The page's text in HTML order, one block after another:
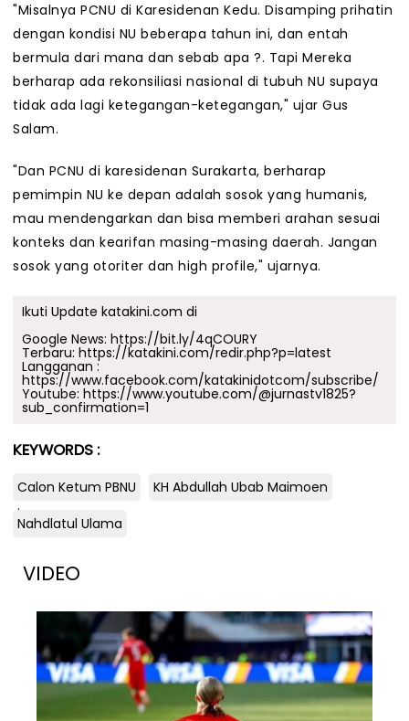
"Misalnya PCNU di Karesidenan Kedu. Disamping prihatin
dengan kondisi NU beberapa tahun ini, dan entah
bermula dari mana dan sebab apa ?. Tapi Mereka
berharap ada rekonsiliasi nasional di tubuh NU supaya
tidak ada lagi ketegangan-ketegangan," ujar Gus
Salam.
"Dan PCNU di karesidenan Surakarta, berharap
pemimpin NU ke depan adalah sosok yang humanis,
mau mendengarkan dan bisa memberi arahan sesuai
konteks dan kearifan masing-masing daerah. Jangan
sosok yang otoriter dan high profile," ujarnya.
Ikuti Update katakini.com di
Google News: https://bit.ly/4qCOURY
Terbaru: https://katakini.com/redir.php?p=latest
Langganan :
https://www.facebook.com/katakinidotcom/subscribe/
Youtube: https://www.youtube.com/@jurnastv1825?
sub_confirmation=1
KEYWORDS :
Calon Ketum PBNU
KH Abdullah Ubab Maimoen
.
Nahdlatul Ulama
VIDEO